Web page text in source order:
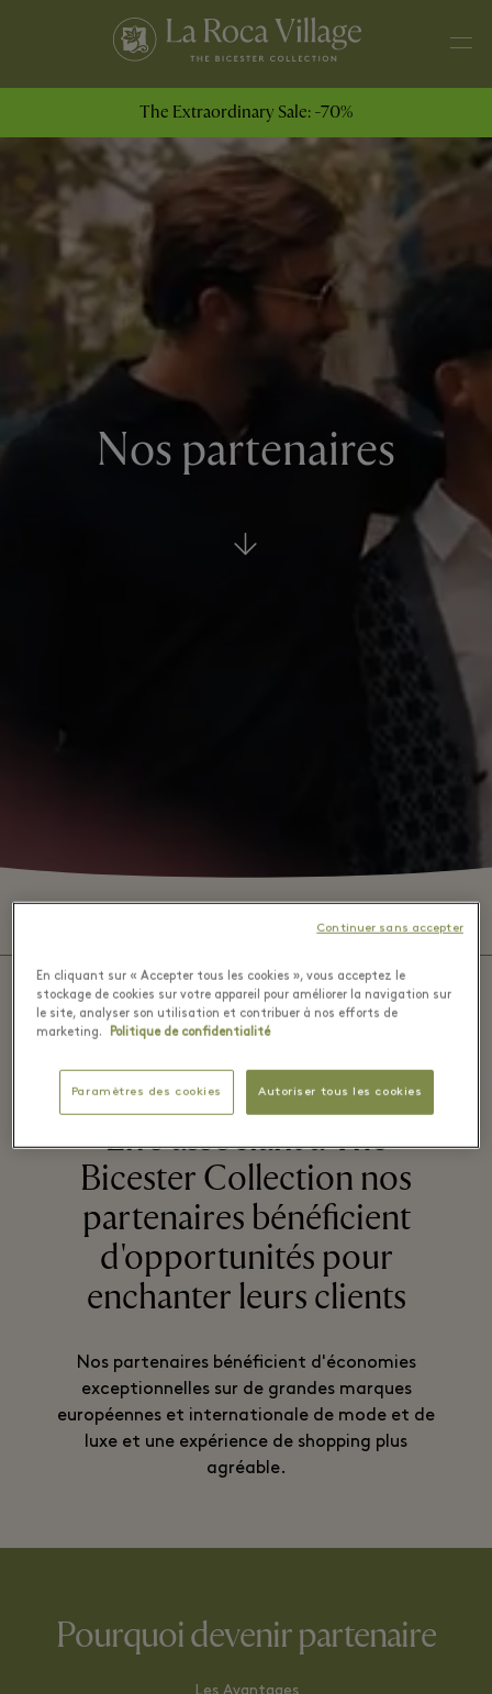
The Extraordinary Sale: -70%
Nos partenaires
PARTENAIRES
PARTENAIRES
En s'associant à The
Bicester Collection nos
partenaires bénéficient
d'opportunités pour
enchanter leurs clients
Nos partenaires bénéficient d'économies
exceptionnelles sur de grandes marques
européennes et internationale de mode et de
luxe et une expérience de shopping plus
agréable.
Pourquoi devenir partenaire
En cliquant sur « Accepter tous les cookies », vous acceptez le
stockage de cookies sur votre appareil pour améliorer la navigation sur
le site, analyser son utilisation et contribuer à nos efforts de
marketing.
Politique de confidentialité
Paramètres des cookies Autoriser tous les cookies
Continuer sans accepter